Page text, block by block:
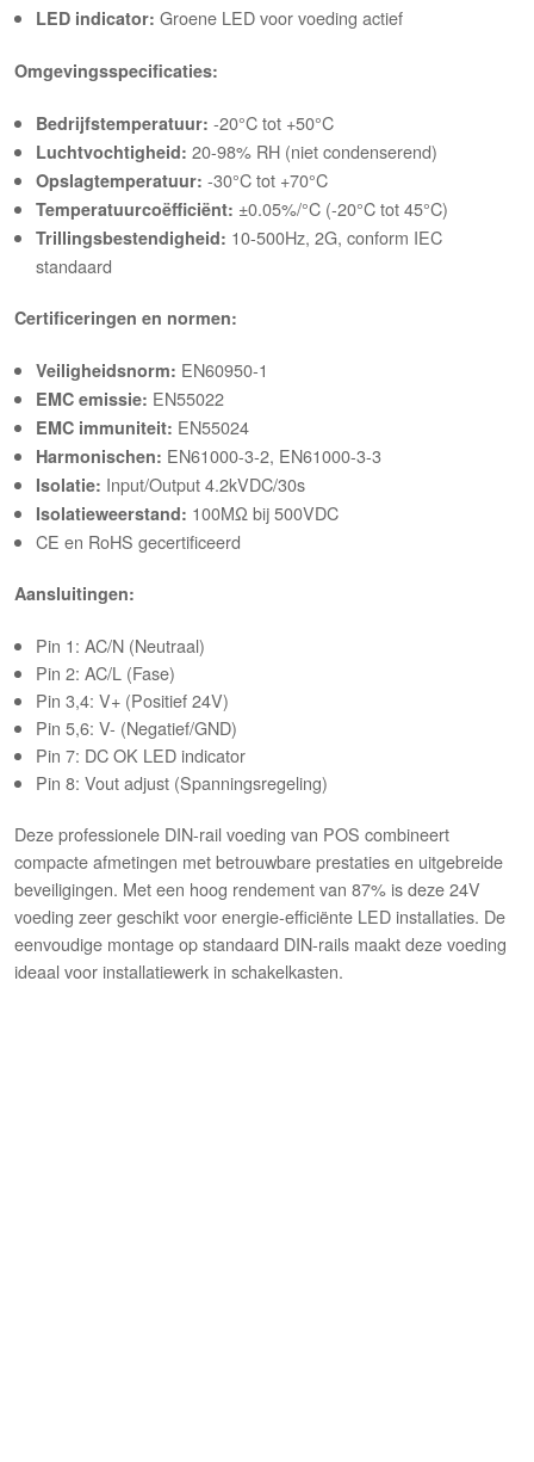
LED indicator: Groene LED voor voeding actief
Omgevingsspecificaties:
Bedrijfstemperatuur: -20°C tot +50°C
Luchtvochtigheid: 20-98% RH (niet condenserend)
Opslagtemperatuur: -30°C tot +70°C
Temperatuurcoëfficiënt: ±0.05%/°C (-20°C tot 45°C)
Trillingsbestendigheid: 10-500Hz, 2G, conform IEC
standaard
Certificeringen en normen:
Veiligheidsnorm: EN60950-1
EMC emissie: EN55022
EMC immuniteit: EN55024
Harmonischen: EN61000-3-2, EN61000-3-3
Isolatie: Input/Output 4.2kVDC/30s
Isolatieweerstand: 100MΩ bij 500VDC
CE en RoHS gecertificeerd
Aansluitingen:
Pin 1: AC/N (Neutraal)
Pin 2: AC/L (Fase)
Pin 3,4: V+ (Positief 24V)
Pin 5,6: V- (Negatief/GND)
Pin 7: DC OK LED indicator
Pin 8: Vout adjust (Spanningsregeling)
Deze professionele DIN-rail voeding van POS combineert
compacte afmetingen met betrouwbare prestaties en uitgebreide
beveiligingen. Met een hoog rendement van 87% is deze 24V
voeding zeer geschikt voor energie-efficiënte LED installaties. De
eenvoudige montage op standaard DIN-rails maakt deze voeding
ideaal voor installatiewerk in schakelkasten.